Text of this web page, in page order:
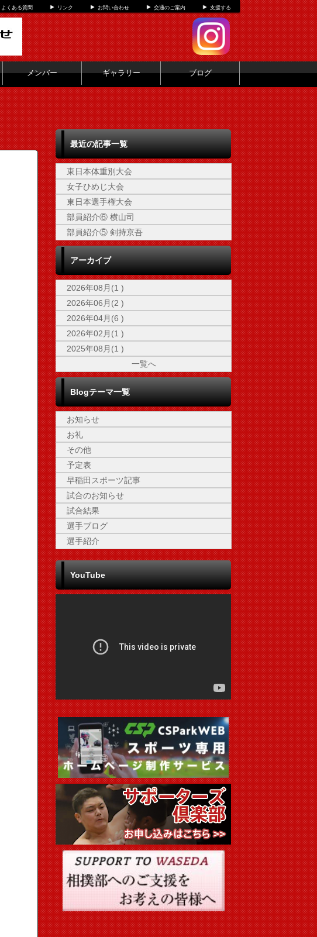
よくある質問 リンク お問い合わせ 交通のご案内 支援する
メンバー ギャラリー ブログ
最近の記事一覧
東日本体重別大会
女子ひめじ大会
東日本選手権大会
部員紹介⑥ 横山司
部員紹介⑤ 剣持京吾
アーカイブ
2026年08月(1 )
2026年06月(2 )
2026年04月(6 )
2026年02月(1 )
2025年08月(1 )
一覧へ
Blogテーマ一覧
お知らせ
お礼
その他
予定表
早稲田スポーツ記事
試合のお知らせ
試合結果
選手ブログ
選手紹介
YouTube